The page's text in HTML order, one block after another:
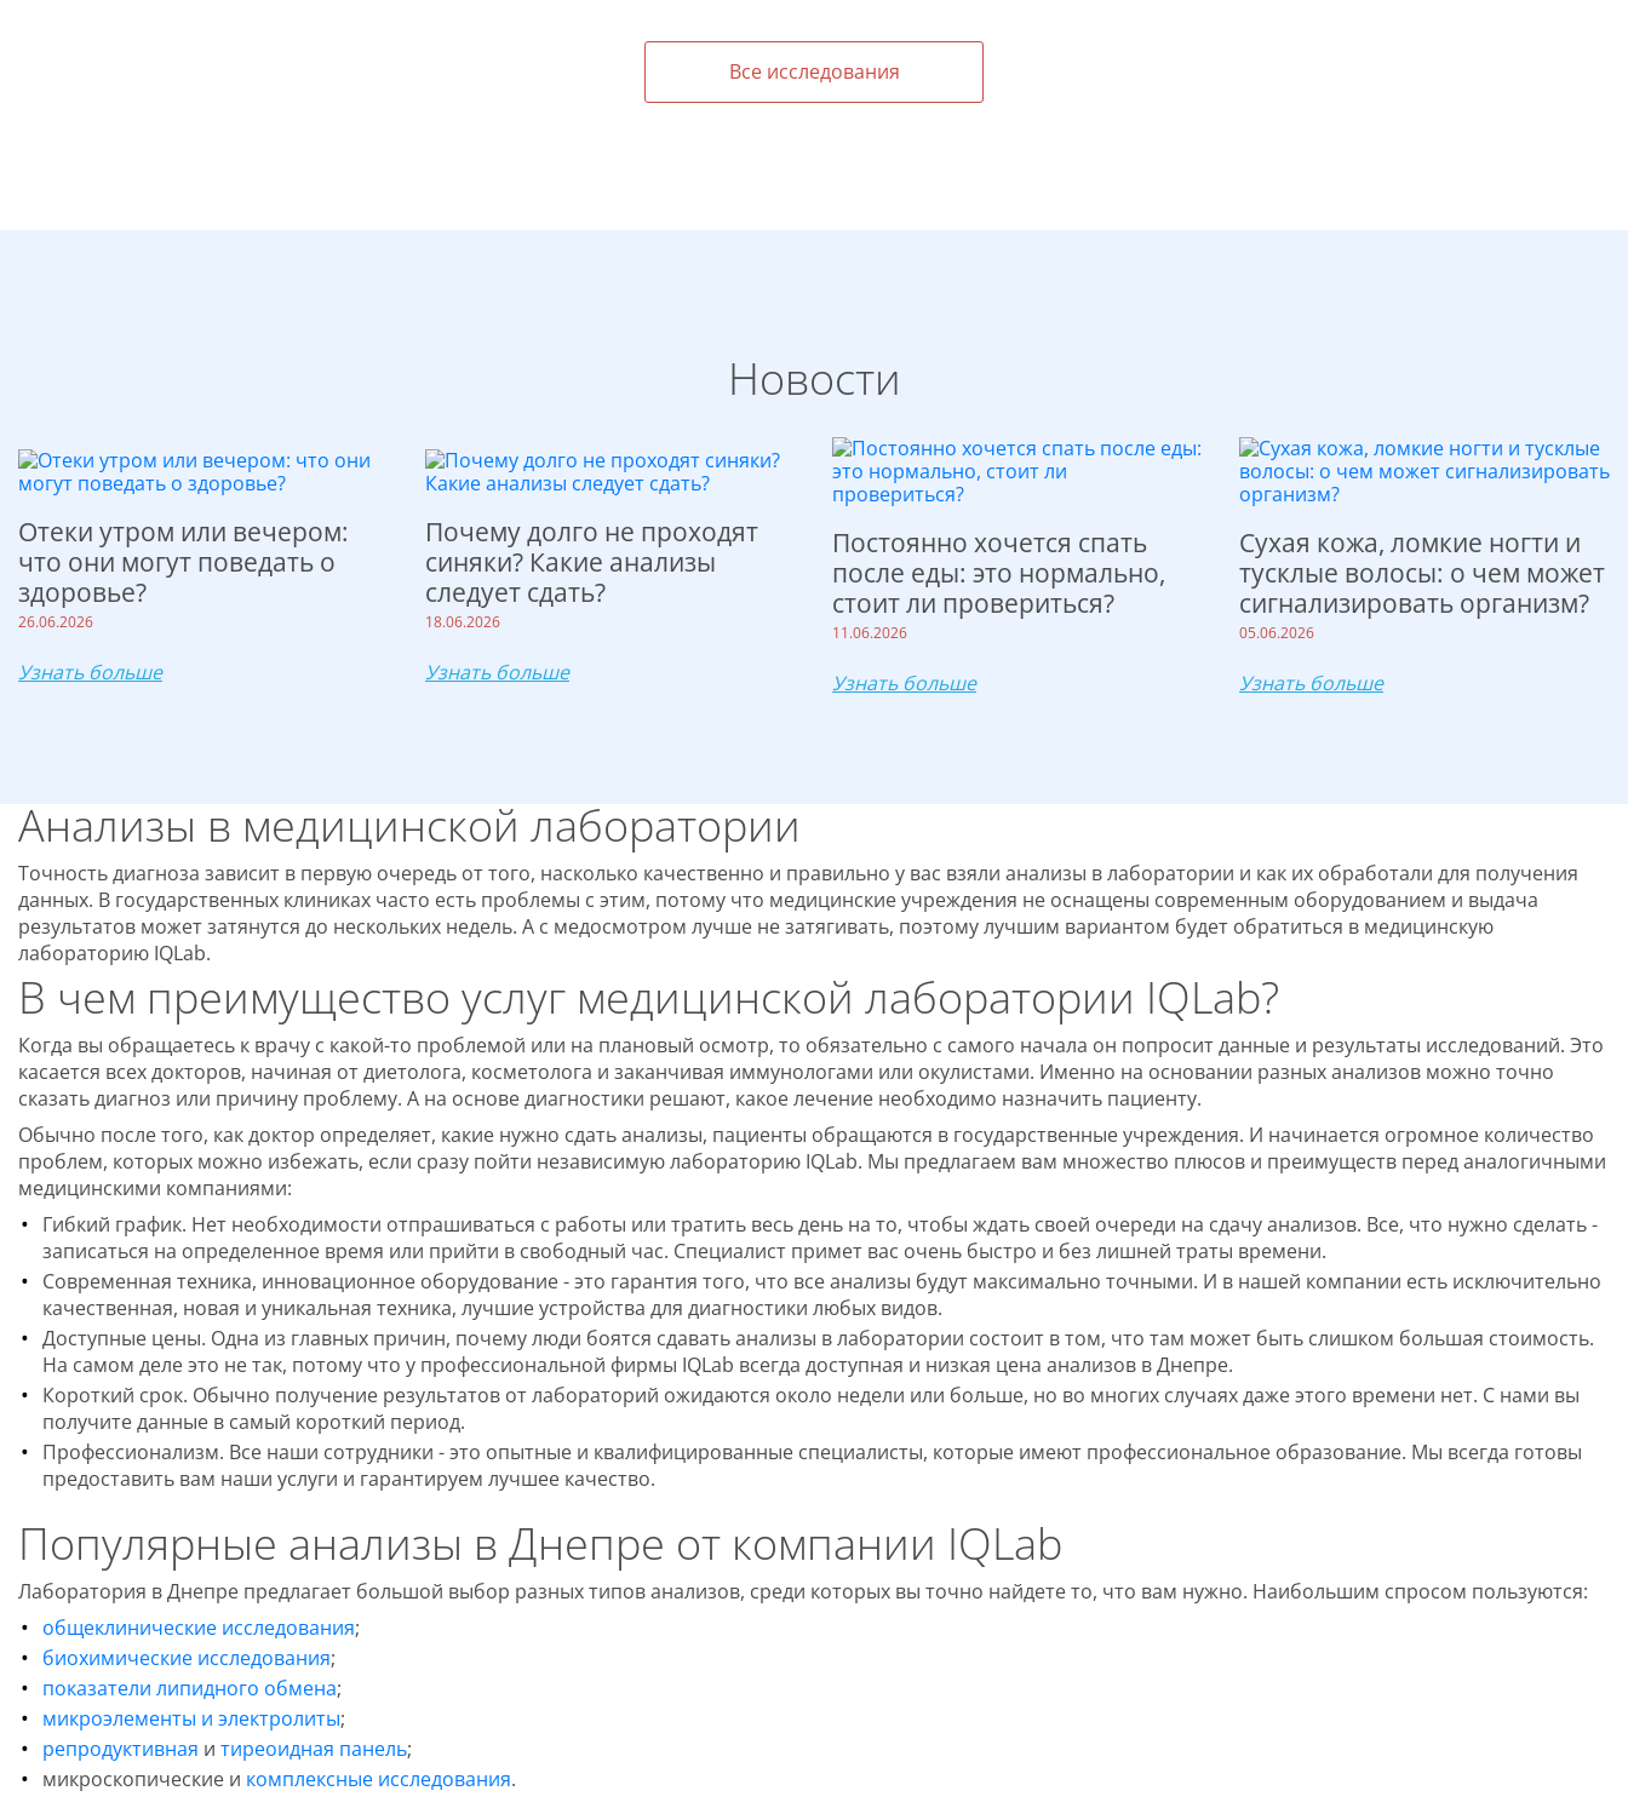
Все исследования
Новости
Отеки утром или вечером:
что они могут поведать о
здоровье?
26.06.2026
Узнать больше
Почему долго не проходят
синяки? Какие анализы
следует сдать?
18.06.2026
Узнать больше
Постоянно хочется спать
после еды: это нормально,
стоит ли провериться?
11.06.2026
Узнать больше
Сухая кожа, ломкие ногти и
тусклые волосы: о чем может
сигнализировать организм?
05.06.2026
Узнать больше
Анализы в медицинской лаборатории
Точность диагноза зависит в первую очередь от того, насколько качественно и правильно у вас взяли анализы в лаборатории и как их обработали для получения
данных. В государственных клиниках часто есть проблемы с этим, потому что медицинские учреждения не оснащены современным оборудованием и выдача
результатов может затянутся до нескольких недель. А с медосмотром лучше не затягивать, поэтому лучшим вариантом будет обратиться в медицинскую
лабораторию IQLab.
В чем преимущество услуг медицинской лаборатории IQLab?
Когда вы обращаетесь к врачу с какой-то проблемой или на плановый осмотр, то обязательно с самого начала он попросит данные и результаты исследований. Это
касается всех докторов, начиная от диетолога, косметолога и заканчивая иммунологами или окулистами. Именно на основании разных анализов можно точно
сказать диагноз или причину проблему. А на основе диагностики решают, какое лечение необходимо назначить пациенту.
Обычно после того, как доктор определяет, какие нужно сдать анализы, пациенты обращаются в государственные учреждения. И начинается огромное количество
проблем, которых можно избежать, если сразу пойти независимую лабораторию IQLab. Мы предлагаем вам множество плюсов и преимуществ перед аналогичными
медицинскими компаниями:
Гибкий график. Нет необходимости отпрашиваться с работы или тратить весь день на то, чтобы ждать своей очереди на сдачу анализов. Все, что нужно сделать -
записаться на определенное время или прийти в свободный час. Специалист примет вас очень быстро и без лишней траты времени.
Современная техника, инновационное оборудование - это гарантия того, что все анализы будут максимально точными. И в нашей компании есть исключительно
качественная, новая и уникальная техника, лучшие устройства для диагностики любых видов.
Доступные цены. Одна из главных причин, почему люди боятся сдавать анализы в лаборатории состоит в том, что там может быть слишком большая стоимость.
На самом деле это не так, потому что у профессиональной фирмы IQLab всегда доступная и низкая цена анализов в Днепре.
Короткий срок. Обычно получение результатов от лабораторий ожидаются около недели или больше, но во многих случаях даже этого времени нет. С нами вы
получите данные в самый короткий период.
Профессионализм. Все наши сотрудники - это опытные и квалифицированные специалисты, которые имеют профессиональное образование. Мы всегда готовы
предоставить вам наши услуги и гарантируем лучшее качество.
Популярные анализы в Днепре от компании IQLab
Лаборатория в Днепре предлагает большой выбор разных типов анализов, среди которых вы точно найдете то, что вам нужно. Наибольшим спросом пользуются:
общеклинические исследования;
биохимические исследования;
показатели липидного обмена;
микроэлементы и электролиты;
репродуктивная и тиреоидная панель;
микроскопические и комплексные исследования.